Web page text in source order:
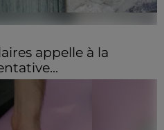
appelle à la